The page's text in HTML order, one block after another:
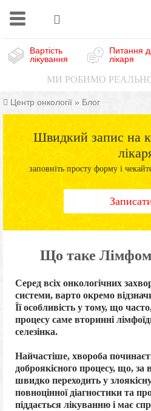
Вартість
лікування
Питання
лікаря
МИ РОБИМО
Центр онкології » Блог
Швидкий запис на
заповніть просту форму і
Що таке
Серед всіх онкологічних
системи, варто окремо
Її особливість у тому, що
процесу саме вторинні
селезінка.
Найчастіше, хвороба
доброякісного процесу, що, за
швидко переходить у
повноцінної діагностики та
піддається лікуванню і має